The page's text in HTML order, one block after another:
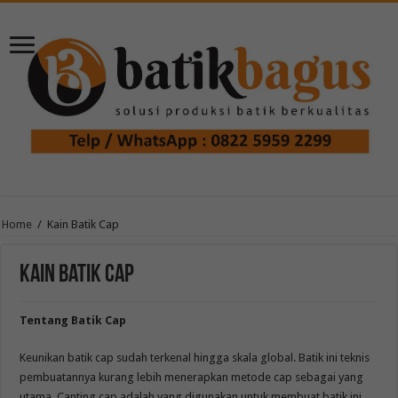
Home / Kain Batik Cap
Kain Batik Cap
Tentang Batik Cap
Keunikan batik cap sudah terkenal hingga skala global. Batik ini teknis
pembuatannya kurang lebih menerapkan metode cap sebagai yang